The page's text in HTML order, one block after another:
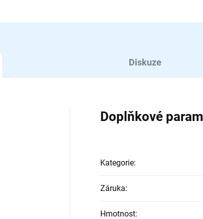
Diskuze
Doplňkové
Kategorie:
Záruka:
Hmotnost: